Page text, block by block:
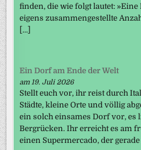
finden, die wie folgt lautet:
eigens zusammengestellte
[…]
Ein Dorf am Ende der Welt
am 19. Juli 2026
Stellt euch vor, ihr reist durch
Städte, kleine Orte und völlig
ein solch einsames Dorf vor, es
Bergrücken. Ihr erreicht es am
einen Supermercado, der